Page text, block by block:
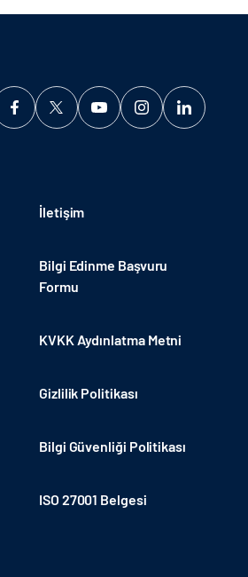
İletişim
Bilgi Edinme Başvuru
Formu
KVKK Aydınlatma Metni
Gizlilik Politikası
Bilgi Güvenliği Politikası
ISO 27001 Belgesi